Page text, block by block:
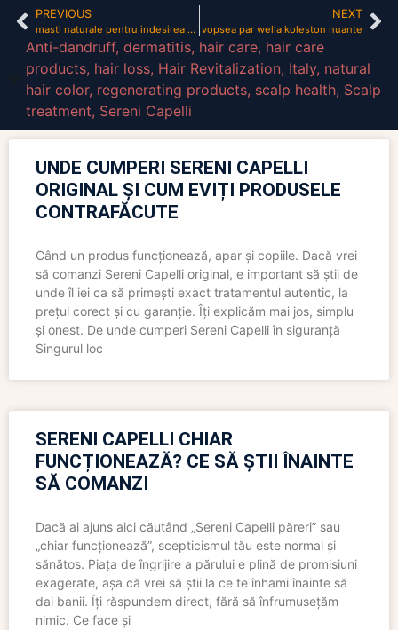
PREVIOUS
masti naturale pentru indesirea parului
NEXT
vopsea par wella koleston nuante
Anti-dandruff, dermatitis, hair care, hair care
products, hair loss, Hair Revitalization, Italy, natural
hair color, regenerating products, scalp health, Scalp
treatment, Sereni Capelli
UNDE CUMPERI SERENI CAPELLI
ORIGINAL ȘI CUM EVIȚI PRODUSELE
CONTRAFĂCUTE
Când un produs funcționează, apar și copiile. Dacă vrei
să comanzi Sereni Capelli original, e important să știi de
unde îl iei ca să primești exact tratamentul autentic, la
prețul corect și cu garanție. Îți explicăm mai jos, simplu
și onest. De unde cumperi Sereni Capelli în siguranță
Singurul loc
SERENI CAPELLI CHIAR
FUNCȚIONEAZĂ? CE SĂ ȘTII ÎNAINTE
SĂ COMANZI
Dacă ai ajuns aici căutând „Sereni Capelli păreri” sau
„chiar funcționează”, scepticismul tău este normal și
sănătos. Piața de îngrijire a părului e plină de promisiuni
exagerate, așa că vrei să știi la ce te înhami înainte să
dai banii. Îți răspundem direct, fără să înfrumusețăm
nimic. Ce face și